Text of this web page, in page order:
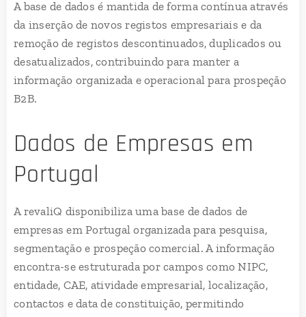
A base de dados é mantida de forma contínua através
da inserção de novos registos empresariais e da
remoção de registos descontinuados, duplicados ou
desatualizados, contribuindo para manter a
informação organizada e operacional para prospeção
B2B.
Dados de Empresas em
Portugal
A revaliQ disponibiliza uma base de dados de
empresas em Portugal organizada para pesquisa,
segmentação e prospeção comercial. A informação
encontra-se estruturada por campos como NIPC,
entidade, CAE, atividade empresarial, localização,
contactos e data de constituição, permitindo